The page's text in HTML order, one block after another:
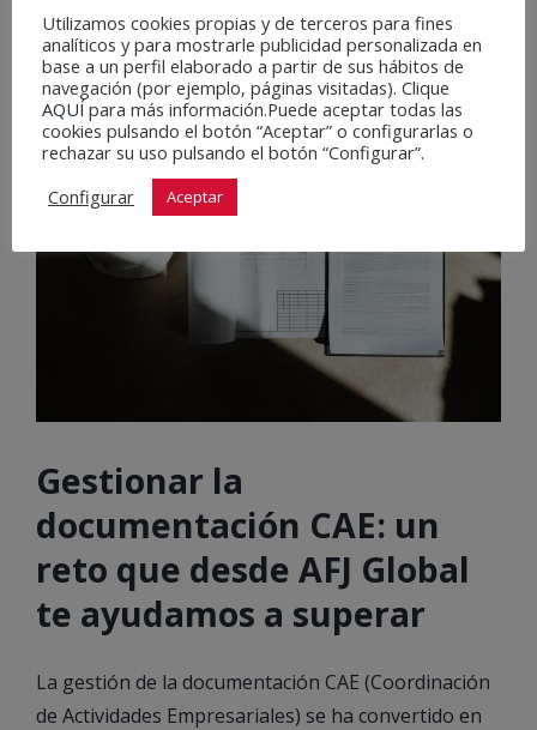
7 mayo , 2025
Gestionar la
documentación CAE: un
reto que desde AFJ Global
te ayudamos a superar
La gestión de la documentación CAE (Coordinación
de Actividades Empresariales) se ha convertido en
Utilizamos cookies propias y de terceros para fines
analíticos y para mostrarle publicidad personalizada en
base a un perfil elaborado a partir de sus hábitos de
navegación (por ejemplo, páginas visitadas). Clique
AQUÍpara más información.Puede aceptar todas las
cookies pulsando el botón “Aceptar” o configurarlas o
rechazar su uso pulsando el botón “Configurar”.
Configurar
Aceptar